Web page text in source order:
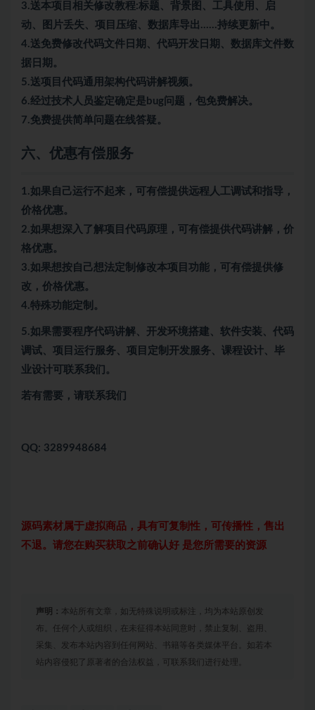
3.送本项目相关修改教程:标题、背景图、工具使用、启
动、图片丢失、项目压缩、数据库导出……持续更新中。
4.送免费修改代码文件日期、代码开发日期、数据库文件数
据日期。
5.送项目代码通用架构代码讲解视频。
6.经过技术人员鉴定确定是bug问题，包免费解决。
7.免费提供简单问题在线答疑。
六、优惠有偿服务
1.如果自己运行不起来，可有偿提供远程人工调试和指导，
价格优惠。
2.如果想深入了解项目代码原理，可有偿提供代码讲解，价
格优惠。
3.如果想按自己想法定制修改本项目功能，可有偿提供修
改，价格优惠。
4.特殊功能定制。
5.如果需要程序代码讲解、开发环境搭建、软件安装、代码
调试、项目运行服务、项目定制开发服务、课程设计、毕
业设计可联系我们。
若有需要，请联系我们
QQ: 3289948684
源码素材属于虚拟商品，具有可复制性，可传播性，售出
不退。请您在购买获取之前确认好 是您所需要的资源
声明： 本站所有文章，如无特殊说明或标注，均为本站原创发
布。任何个人或组织，在未征得本站同意时，禁止复制、盗用、
采集、发布本站内容到任何网站、书籍等各类媒体平台。如若本
站内容侵犯了原著者的合法权益，可联系我们进行处理。